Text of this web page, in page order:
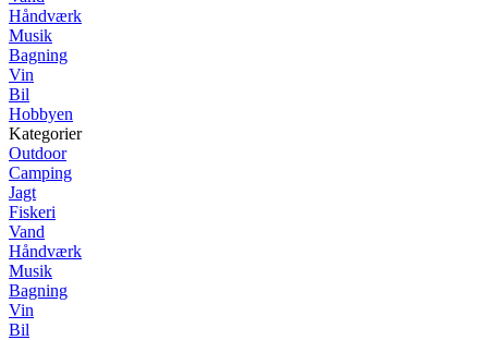
Håndværk
Musik
Bagning
Vin
Bil
Hobbyen
Kategorier
Outdoor
Camping
Jagt
Fiskeri
Vand
Håndværk
Musik
Bagning
Vin
Bil